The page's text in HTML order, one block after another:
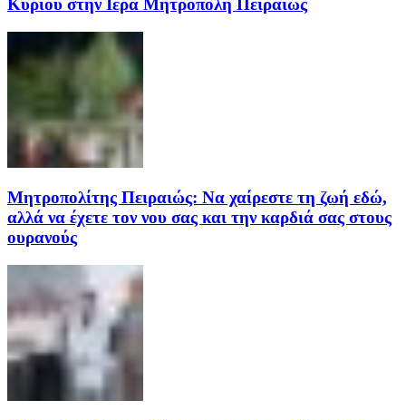
Κυρίου στην Ιερά Μητρόπολη Πειραιώς
Μητροπολίτης Πειραιώς: Να χαίρεστε τη ζωή εδώ,
αλλά να έχετε τον νου σας και την καρδιά σας στους
ουρανούς